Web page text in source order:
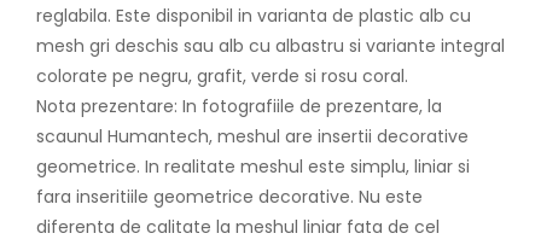
reglabila. Este disponibil in varianta de plastic alb cu
mesh gri deschis sau alb cu albastru si variante integral
colorate pe negru, grafit, verde si rosu coral.
Nota prezentare: In fotografiile de prezentare, la
scaunul Humantech, meshul are insertii decorative
geometrice. In realitate meshul este simplu, liniar si
fara inseritiile geometrice decorative. Nu este
diferenta de calitate la meshul liniar fata de cel